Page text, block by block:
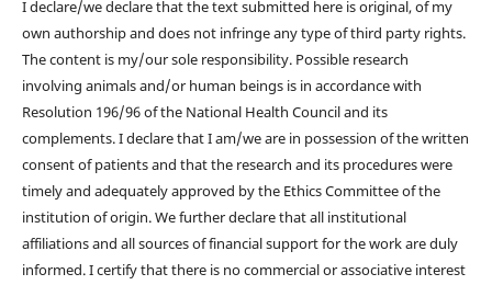
I declare/we declare that the text submitted here is original, of my
own authorship and does not infringe any type of third party rights.
The content is my/our sole responsibility. Possible research
involving animals and/or human beings is in accordance with
Resolution 196/96 of the National Health Council and its
complements. I declare that I am/we are in possession of the written
consent of patients and that the research and its procedures were
timely and adequately approved by the Ethics Committee of the
institution of origin. We further declare that all institutional
affiliations and all sources of financial support for the work are duly
informed. I certify that there is no commercial or associative interest